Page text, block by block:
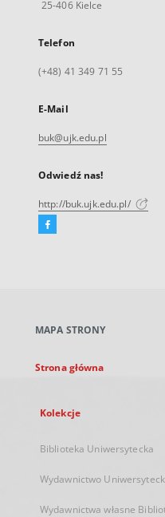
25-406 Kielce
Telefon
(+48) 41 349 71 55
E-Mail
buk@ujk.edu.pl
Odwiedź nas!
http://buk.ujk.edu.pl/
Facebook
karcie
MAPA STRONY
Strona główna
Kolekcje
Biblioteka Uniwersytecka
Wydawnictwo
Wydawnictwa własne